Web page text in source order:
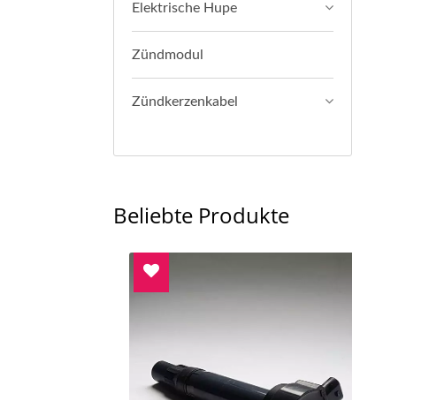
Elektrische Hupe
Zündmodul
Zündkerzenkabel
Beliebte Produkte